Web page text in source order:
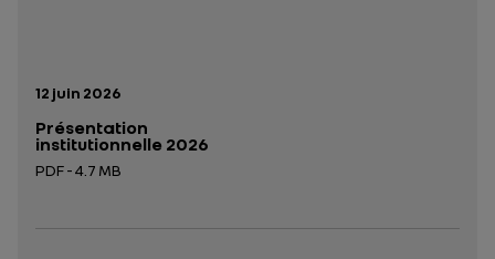
Date de publication:
12 juin 2026
Présentation
institutionnelle 2026
PDF - 4.7 MB